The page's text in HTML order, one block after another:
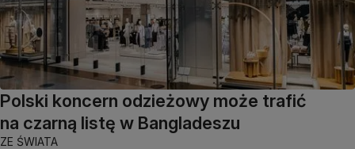
Polski koncern odzieżowy może trafić
na czarną listę w Bangladeszu
ZE ŚWIATA